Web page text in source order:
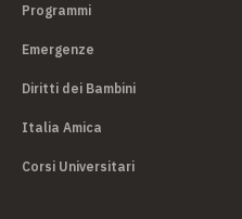
Programmi
Emergenze
Diritti dei Bambini
Italia Amica
Corsi Universitari